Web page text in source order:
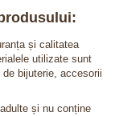
și calitatea
utilizate sunt
bijuterie, accesorii
și nu conține